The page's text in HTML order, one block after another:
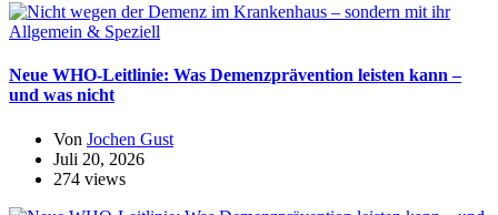
Allgemein & Speziell
Neue WHO-Leitlinie: Was Demenzprävention leisten kann –
und was nicht
Von Jochen Gust
Juli 20, 2026
274 views